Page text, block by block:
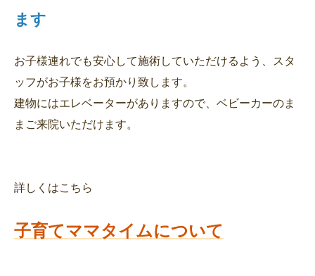
ます
お子様連れでも安心して施術していただけるよう、スタ
ッフがお子様をお預かり致します。
建物にはエレベーターがありますので、ベビーカーのま
まご来院いただけます。
子育てママタイムについて